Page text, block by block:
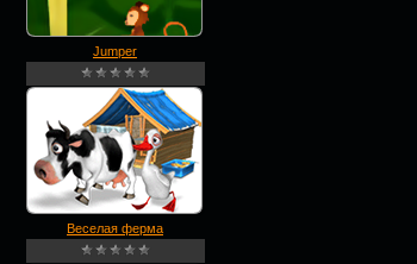
Jumper
Веселая ферма